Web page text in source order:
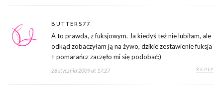
BUTTERS77
A to prawda, z fuksjowym. Ja kiedyś też nie lubiłam, ale
odkąd zobaczyłam ją na żywo, dzikie zestawienie fuksja
+ pomarańcz zaczęło mi się podobać:)
28 stycznia 2009 at 17:27 REPLY